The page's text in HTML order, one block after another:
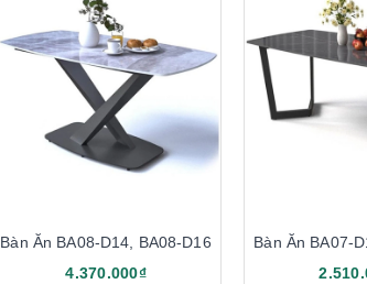
Bàn Ăn BA08-D14, BA08-D16
4.370.000₫
Bàn Ăn BA07-